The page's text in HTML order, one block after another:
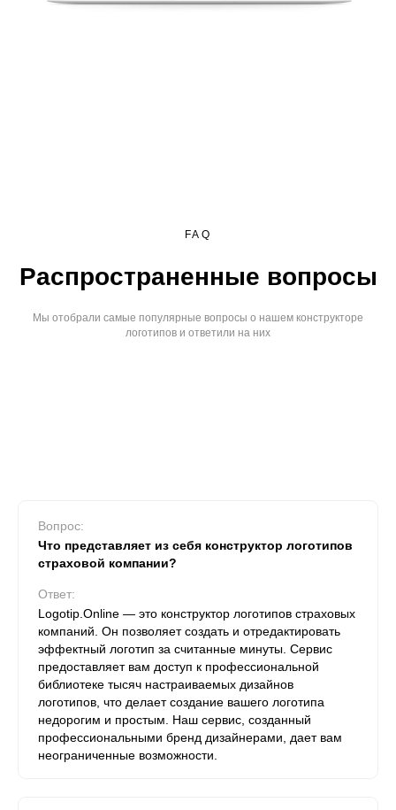
FAQ
Распространенные вопросы
Мы отобрали самые популярные вопросы о нашем конструкторе
логотипов и ответили на них
Вопрос:
Что представляет из себя конструктор логотипов
страховой компании?
Ответ:
Logotip.Online — это конструктор логотипов страховых
компаний. Он позволяет создать и отредактировать
эффектный логотип за считанные минуты. Сервис
предоставляет вам доступ к профессиональной
библиотеке тысяч настраиваемых дизайнов
логотипов, что делает создание вашего логотипа
недорогим и простым. Наш сервис, созданный
профессиональными бренд дизайнерами, дает вам
неограниченные возможности.